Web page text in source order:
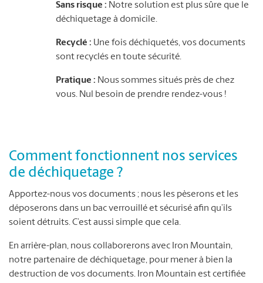
Sans risque : Notre solution est plus sûre que le
déchiquetage à domicile.
Recyclé : Une fois déchiquetés, vos documents
sont recyclés en toute sécurité.
Pratique : Nous sommes situés près de chez
vous. Nul besoin de prendre rendez-vous !
Comment fonctionnent nos services
de déchiquetage ?
Apportez-nous vos documents ; nous les pèserons et les
déposerons dans un bac verrouillé et sécurisé afin qu’ils
soient détruits. C’est aussi simple que cela.
En arrière-plan, nous collaborerons avec Iron Mountain,
notre partenaire de déchiquetage, pour mener à bien la
destruction de vos documents. Iron Mountain est certifiée